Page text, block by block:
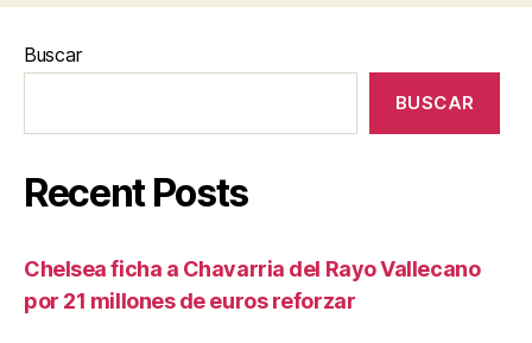
Buscar
BUSCAR
Recent Posts
Chelsea ficha a Chavarria del Rayo Vallecano
por 21 millones de euros reforzar